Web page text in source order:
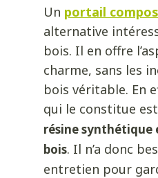
Un portail
alternative
bois. Il en offre
charme, sans les
bois véritable. En
qui le constitue
résine synthétique
bois. Il n’a donc
entretien pour